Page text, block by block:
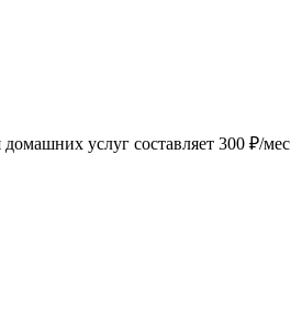
услуг составляет 300 ₽/мес